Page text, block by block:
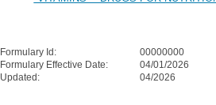
Formulary Id:
00000000
Formulary Effective Date:
04/01/2026
Updated:
04/2026